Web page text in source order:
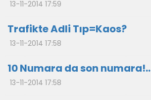
13-11-2014 17:59
Trafikte Adli Tıp=Kaos?
13-11-2014 17:58
10 Numara da son numara!..
13-11-2014 17:58